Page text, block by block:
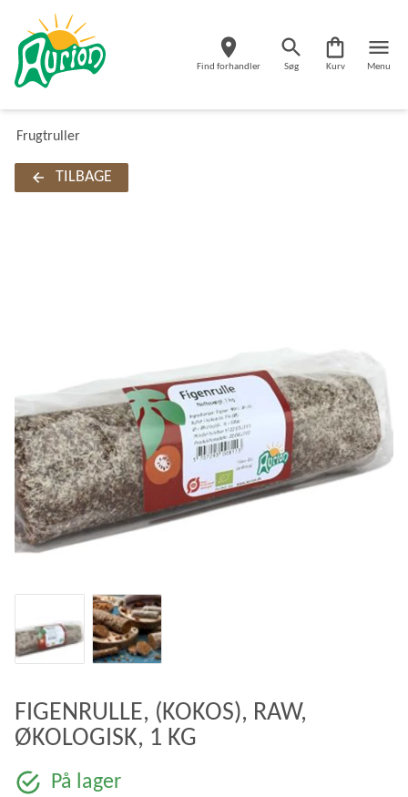
Find forhandler Søg Kurv Menu
Frugtruller
TILBAGE
FIGENRULLE, (KOKOS), RAW,
ØKOLOGISK, 1 KG
På lager